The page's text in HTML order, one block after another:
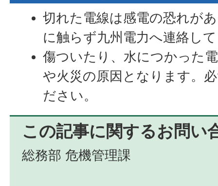
切れた電線は感電の恐れが
に触らず九州電力へ連絡し
傷ついたり、水につかった
や火災の原因となります。
ださい。
この記事に関するお問い
総務部 危機管理課